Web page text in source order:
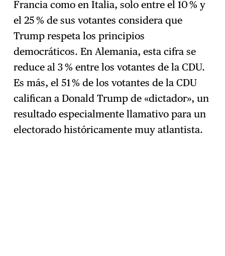
Francia como en Italia, solo entre el 10 % y
el 25 % de sus votantes considera que
Trump respeta los principios
democráticos. En Alemania, esta cifra se
reduce al 3 % entre los votantes de la CDU.
Es más, el 51 % de los votantes de la CDU
califican a Donald Trump de «dictador», un
resultado especialmente llamativo para un
electorado históricamente muy atlantista.